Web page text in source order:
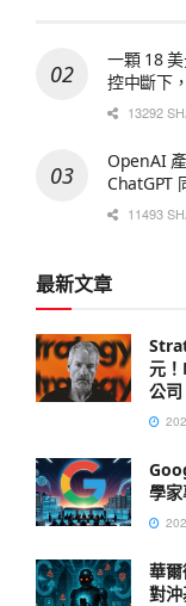
一顆 18
控中斷下
13292
OpenAI
ChatGPT
11493
最新文章
元
公司
學
華
對